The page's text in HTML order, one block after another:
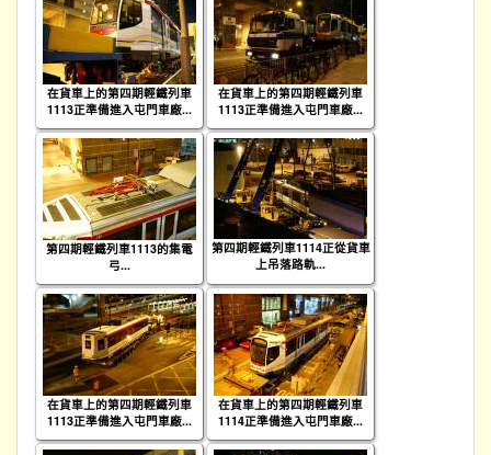
在貨車上的第四期輕鐵列車
1113正準備進入屯門車廠...
在貨車上的第四期輕鐵列車
1113正準備進入屯門車廠...
第四期輕鐵列車1113的集電
弓...
第四期輕鐵列車1114正從貨車
上吊落路軌...
在貨車上的第四期輕鐵列車
1113正準備進入屯門車廠...
在貨車上的第四期輕鐵列車
1114正準備進入屯門車廠...